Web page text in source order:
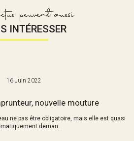
peuvent aussi
INTÉRESSER
16 Juin 2022
nouvelle mouture
ne pas être obligatoire, mais elle est quasi
deman...